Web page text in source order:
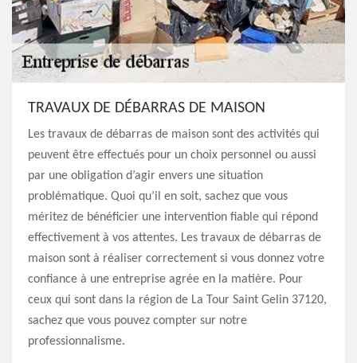
TRAVAUX DE DÉBARRAS DE MAISON
Les travaux de débarras de maison sont des activités qui
peuvent être effectués pour un choix personnel ou aussi
par une obligation d’agir envers une situation
problématique. Quoi qu’il en soit, sachez que vous
méritez de bénéficier une intervention fiable qui répond
effectivement à vos attentes. Les travaux de débarras de
maison sont à réaliser correctement si vous donnez votre
confiance à une entreprise agrée en la matière. Pour
ceux qui sont dans la région de La Tour Saint Gelin 37120,
sachez que vous pouvez compter sur notre
professionnalisme.